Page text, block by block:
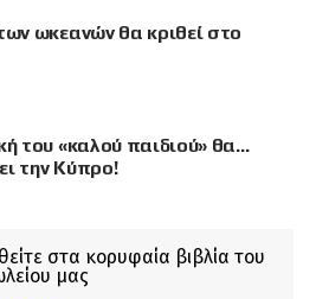
ωκεανών θα κριθεί στο
του «καλού παιδιού» θα…
την Κύπρο!
στα κορυφαία βιβλία του
μας